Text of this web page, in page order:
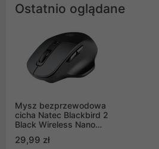
Ostatnio oglądane
Mysz bezprzewodowa
cicha Natec Blackbird 2
Black Wireless Nano
NMY-1874
29,99 zł